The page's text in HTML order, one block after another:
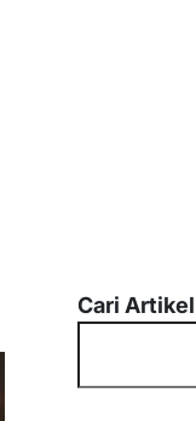
Cari Artikel